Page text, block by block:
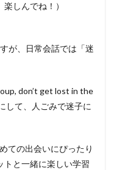
しんでね！）
が、日常会話では「迷
don’t get lost in the
して、人ごみで迷子に
ての出会いにぴったり
トと一緒に楽しい学習